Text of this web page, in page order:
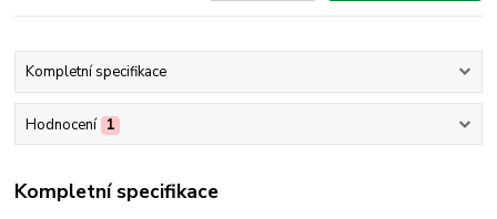
Kompletní specifikace
Hodnocení 1
Kompletní specifikace